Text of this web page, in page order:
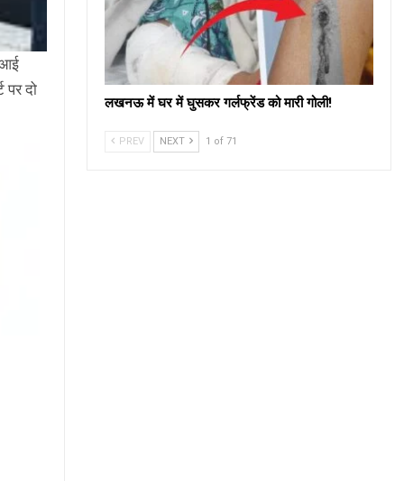
दो
लखनऊ में घर में घुसकर गर्लफ्रेंड को मारी गोली!
PREV NEXT 1 of 71